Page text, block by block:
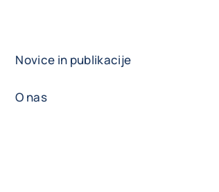
Novice in publikacije
O nas